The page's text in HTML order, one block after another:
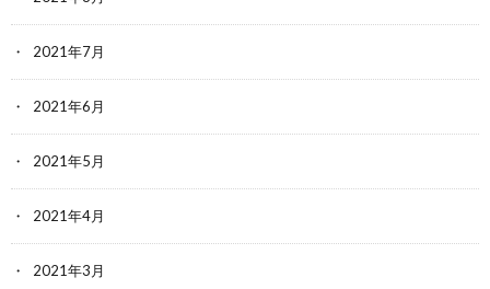
2021年7月
2021年6月
2021年5月
2021年4月
2021年3月